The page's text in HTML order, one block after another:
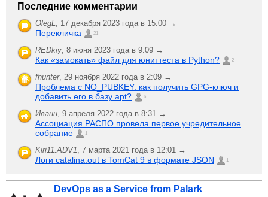
Последние комментарии
OlegL, 17 декабря 2023 года в 15:00 →
Перекличка 21
REDkiy, 8 июня 2023 года в 9:09 →
Как «замокать» файл для юниттеста в Python? 2
fhunter, 29 ноября 2022 года в 2:09 →
Проблема с NO_PUBKEY: как получить GPG-ключ и
добавить его в базу apt?
6
Иванн, 9 апреля 2022 года в 8:31 →
Ассоциация РАСПО провела первое учредительное
собрание
1
Kiri11.ADV1, 7 марта 2021 года в 12:01 →
Логи catalina.out в TomCat 9 в формате JSON 1
DevOps as a Service from Palark